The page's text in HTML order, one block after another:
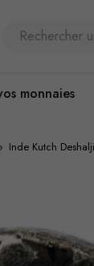
monnaies
› Inde Kutch